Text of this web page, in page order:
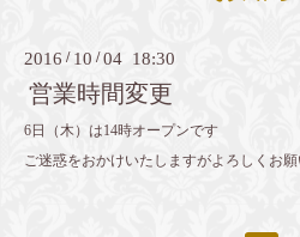
2016 / 10 /04 18:30
営業時間変更
6日（木）は14時オープンです
ご迷惑をおかけいたしますがよろしくお願